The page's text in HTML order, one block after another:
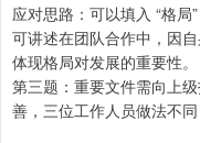
应对思路：可以填入 “格局
可讲述在团队合作中，因
体现格局对发展的重要性。
第三题：重要文件需向上
善，三位工作人员做法不